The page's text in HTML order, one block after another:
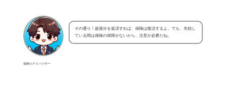
保険のアドバイザー
その通り！超過分を返済すれば、保険は復活するよ。でも、失効し
ている間は保険の保障がないから、注意が必要だね。